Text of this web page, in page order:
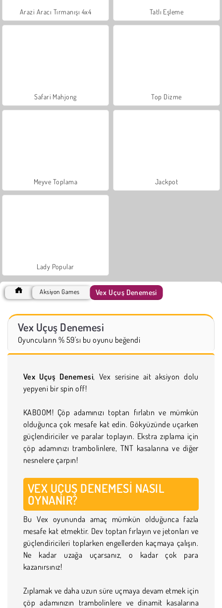
Arazi Aracı Tırmanışı 4x4 Tatlı Eşleme
Safari Mahjong Top Dizme
Meyve Toplama Jackpot
Lady Popular
Aksiyon Games Vex Uçuş Denemesi
Vex Uçuş Denemesi
Oyuncuların % 59'sı bu oyunu beğendi
Vex Uçuş Denemesi, Vex serisine ait aksiyon dolu
yepyeni bir spin off!
KABOOM! Çöp adamınızı toptan fırlatın ve mümkün
olduğunca çok mesafe kat edin. Gökyüzünde uçarken
güçlendiriciler ve paralar toplayın. Ekstra zıplama için
çöp adamınızı trambolinlere, TNT kasalarına ve diğer
nesnelere çarpın!
VEX UÇUŞ DENEMESI NASIL
OYNANIR?
Bu Vex oyununda amaç mümkün olduğunca fazla
mesafe kat etmektir. Dev toptan fırlayın ve jetonları ve
güçlendiricileri toplarken engellerden kaçmaya çalışın.
Ne kadar uzağa uçarsanız, o kadar çok para
kazanırsınız!
Zıplamak ve daha uzun süre uçmaya devam etmek için
çöp adamınızın trambolinlere ve dinamit kasalarına